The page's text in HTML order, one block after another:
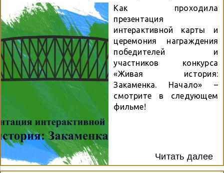
Как проходила
презентация
интерактивной карты и
церемония награждения
победителей и
участников конкурса
«Живая история:
Закаменка. Начало» –
смотрите в следующем
фильме!
Читать далее